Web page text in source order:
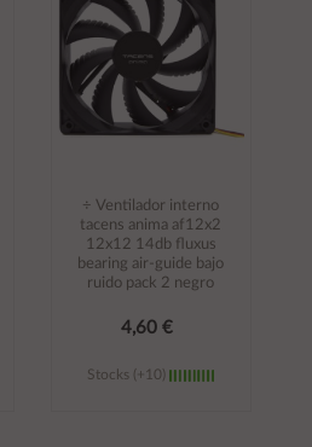
÷ Ventilador interno
tacens anima af12x2
12x12 14db fluxus
bearing air-guide bajo
ruido pack 2 negro
4,60 €
Stocks (+10)